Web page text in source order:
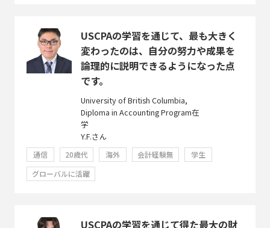
USCPAの学習を通じて、最も大きく
変わったのは、自分の努力や成果を
論理的に説明できるようになった点
です。
University of British Columbia,
Diploma in Accounting Program在
学
Y.F.さん
通信 20歳代 海外 会計経験無
学生
グローバルに活躍
USCPAの学習を通じて得た最大の財